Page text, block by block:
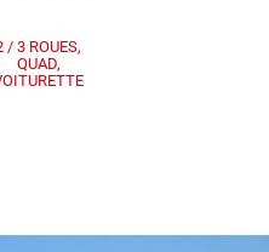
/ 3 ROUES,
QUAD,